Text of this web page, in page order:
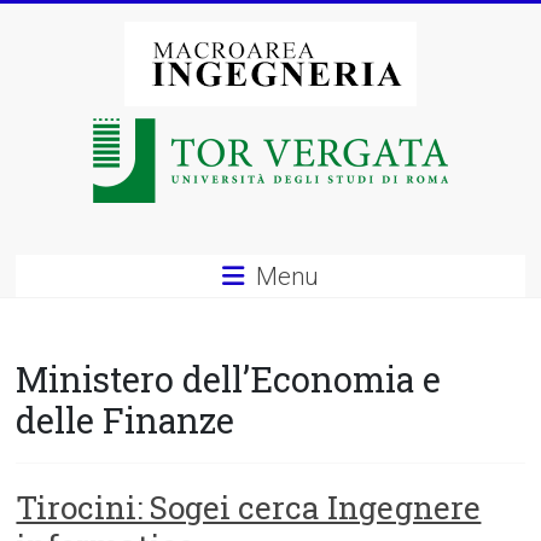
Macroarea
degli
Studi
Roma
Menu
Ministero dell’Economia e
delle Finanze
Tirocini: Sogei cerca Ingegnere